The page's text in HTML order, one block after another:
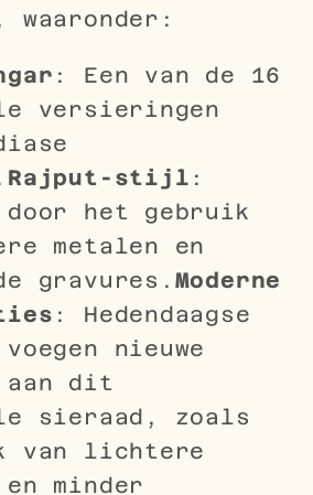
waaronder:
: Een van de 16
versieringen
Rajput-stijl :
door het gebruik
metalen en
gravures. Moderne
: Hedendaagse
nieuwe
dit
sieraad, zoals
van lichtere
minder